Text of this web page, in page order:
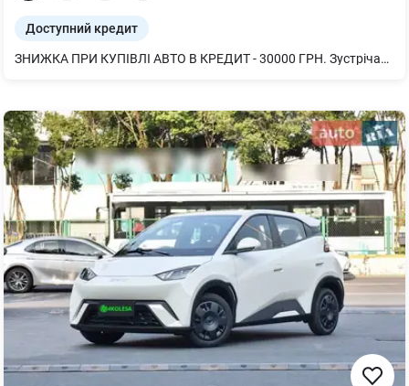
Доступний кредит
ЗНИЖКА ПРИ КУПІВЛІ АВТО В КРЕДИТ - 30000 ГРН. Зустрічайте новий Jetour X50! Також, доступні чорний та білий кольори без доплати. Поєднання яскравого дизайну і динамічного вигляду. Лінії кузова додають сучасності та вишуканого стилю, підкреслюючи його привабливість Решітка радіатора з чіткими та вирізними лініями, які надають автомобілю унікальний вигляд на дорозі 10,25 дюймовий екран мультимедіа з українською мовою та підтримкою Apple Carplay & Android Auto Інтер’єр автомобіля виконаний в темних тонах з контрастними червоними вставками з сучасних матеріалів. В комплектації Преміум доступний підігрів лобового скла, керма, передніх та задніх сидінь, все, що потрібно для комфортного водіння!